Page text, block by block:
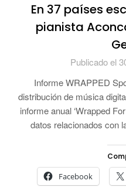
En 37 países
pianista
Publicado el
Informe WRAPPED
distribución de música
informe anual ‘Wrapped
datos relacionados con
Facebook